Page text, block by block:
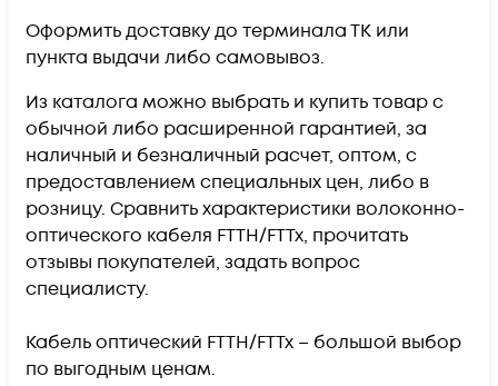
Оформить доставку до терминала ТК или
пункта выдачи либо самовывоз.
Из каталога можно выбрать и купить товар с
обычной либо расширенной гарантией, за
наличный и безналичный расчет, оптом, с
предоставлением специальных цен, либо в
розницу. Сравнить характеристики волоконно-
оптического кабеля FTTH/FTTx, прочитать
отзывы покупателей, задать вопрос
специалисту.
Кабель оптический FTTH/FTTx – большой выбор
по выгодным ценам.